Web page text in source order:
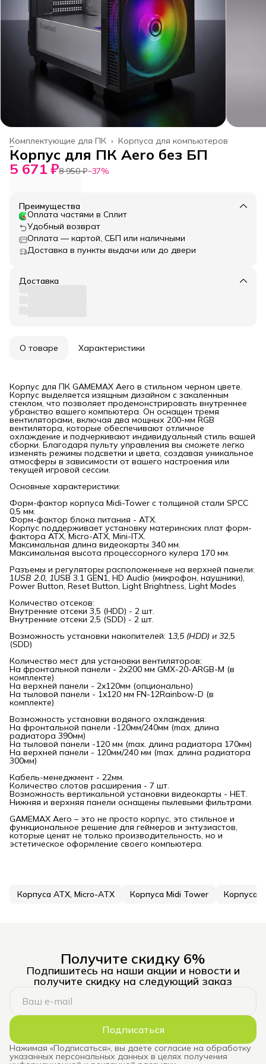
Корпуса для компьютеров
Комплектующие для ПК ›
Главная
Корпус для ПК Aero без БП
5 671 ₽8 950 ₽−37%
Преимущества
Оплата частями в Сплит
Удобный возврат
Оплата — картой, СБП или наличными
Доставка в пункты выдачи или до двери
Доставка
О товаре Характеристики
Корпус для ПК GAMEMAX Aero в стильном черном цвете.
Корпус выделяется изящным дизайном с закаленным
стеклом, что позволяет продемонстрировать внутреннее
убранство вашего компьютера. Он оснащен тремя
вентиляторами, включая два мощных 200-мм RGB
вентилятора, которые обеспечивают отличное
охлаждение и подчеркивают индивидуальный стиль вашей
сборки. Благодаря пульту управления вы сможете легко
изменять режимы подсветки и цвета, создавая уникальное
атмосферы в зависимости от вашего настроения или
текущей игровой сессии.
Основные характеристики:
Форм-фактор корпуса Midi-Tower с толщиной стали SPCC
0,5 мм.
Форм-фактор блока питания - АТХ.
Корпус поддерживает установку материнских плат форм-
фактора ATX, Micro-ATX, Mini-ITX.
Максимальная длина видеокарты 340 мм.
Максимальная высота процессорного кулера 170 мм.
Разъемы и регуляторы расположенные на верхней панели:
1USB 2.0, 1USB 3.1 GEN1, HD Audio (микрофон, наушники),
Power Button, Reset Button, Light Brightness, Light Modes
Количество отсеков:
Внутренние отсеки 3,5 (HDD) - 2 шт.
Внутренние отсеки 2,5 (SDD) - 2 шт.
Возможность установки накопителей: 13,5 (HDD) и 32,5
(SDD)
Количество мест для установки вентиляторов:
На фронтальной панели - 2x200 мм GMX-20-ARGB-M (в
комплекте)
На верхней панели - 2x120мм (опционально)
На тыловой панели - 1x120 мм FN-12Rainbow-D (в
комплекте)
Возможность установки водяного охлаждения:
На фронтальной панели -120мм/240мм (max. длина
радиатора 390мм)
На тыловой панели -120 мм (max. длина радиатора 170мм)
На верхней панели - 120мм/240 мм (max. длина радиатора
300мм)
Кабель-менеджмент - 22мм.
Количество слотов расширения - 7 шт.
Возможность вертикальной установки видеокарты - НЕТ.
Нижняя и верхняя панели оснащены пылевыми фильтрами.
GAMEMAX Aero – это не просто корпус, это стильное и
функциональное решение для геймеров и энтузиастов,
которые ценят не только производительность, но и
эстетическое оформление своего компьютера.
Корпуса ATX, Micro-ATX Корпуса Midi Tower Корпуса
Получите скидку 6%
Подпишитесь на наши акции и новости и
получите скидку на следующий заказ
Подписаться
Нажимая «Подписаться», вы даете согласие на обработку
указанных персональных данных в целях получения